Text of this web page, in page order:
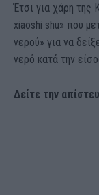
Έτσι για χάρη της
xiaoshi shu» που
νερού» για να
νερό κατά την
Δείτε την